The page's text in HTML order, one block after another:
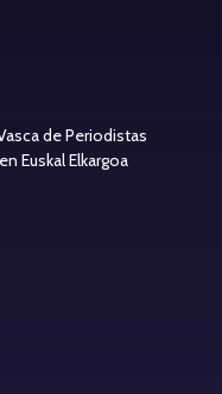
de Periodistas
Euskal Elkargoa